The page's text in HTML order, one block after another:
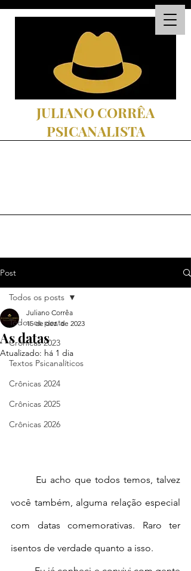
JULIANO CORRÊA
PSICANALISTA
Post
Todos os posts
Crônicas 2023
Textos Psicanalíticos
Crônicas 2024
Crônicas 2025
Crônicas 2026
Todos os posts
As datas
Juliano Corrêa
15 de dez. de 2023
Atualizado: há 1 dia
você também, alguma relação especial
com datas comemorativas. Raro ter
isentos de verdade quanto a isso.